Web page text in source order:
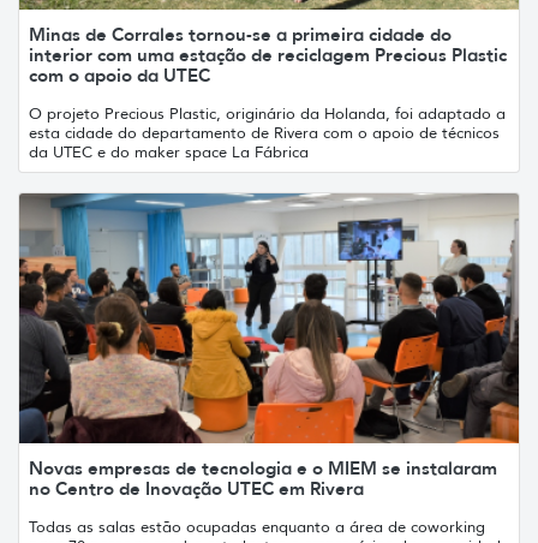
Minas de Corrales tornou-se a primeira cidade do
interior com uma estação de reciclagem Precious Plastic
com o apoio da UTEC
O projeto Precious Plastic, originário da Holanda, foi adaptado a
esta cidade do departamento de Rivera com o apoio de técnicos
da UTEC e do maker space La Fábrica
Novas empresas de tecnologia e o MIEM se instalaram
no Centro de Inovação UTEC em Rivera
Todas as salas estão ocupadas enquanto a área de coworking